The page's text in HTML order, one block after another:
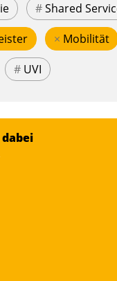
#Shared
× Mobilität
# UVI